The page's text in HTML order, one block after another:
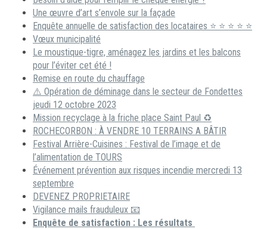
Une œuvre d’art s’envole sur la façade
Enquête annuelle de satisfaction des locataires ⭐ ⭐ ⭐ ⭐ ⭐
Vœux municipalité
Le moustique-tigre, aménagez les jardins et les balcons
pour l’éviter cet été !
Remise en route du chauffage
⚠️ Opération de déminage dans le secteur de Fondettes
jeudi 12 octobre 2023
Mission recyclage à la friche place Saint Paul ♻️
ROCHECORBON : À VENDRE 10 TERRAINS A BÂTIR
Festival Arrière-Cuisines : Festival de l’image et de
l’alimentation de TOURS
Événement prévention aux risques incendie mercredi 13
septembre
DEVENEZ PROPRIETAIRE
Vigilance mails frauduleux 📧
Enquête de satisfaction : Les résultats